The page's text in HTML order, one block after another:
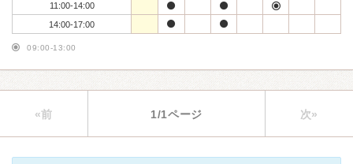
11:00-14:00
14:00-17:00
09:00-13:00
«前 1/1ページ 次»